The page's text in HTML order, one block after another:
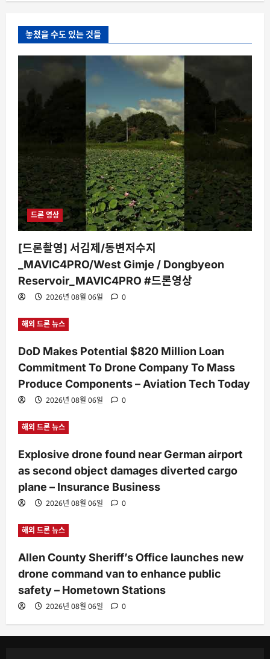
놓쳤을 수도 있는 것들
드론 영상
[드론촬영] 서김제/동변저수지
_MAVIC4PRO/West Gimje / Dongbyeon
Reservoir_MAVIC4PRO #드론영상
2026년 08월 06일 0
해외 드론 뉴스
DoD Makes Potential $820 Million Loan
Commitment To Drone Company To Mass
Produce Components – Aviation Tech Today
2026년 08월 06일 0
해외 드론 뉴스
Explosive drone found near German airport
as second object damages diverted cargo
plane – Insurance Business
2026년 08월 06일 0
해외 드론 뉴스
Allen County Sheriff’s Office launches new
drone command van to enhance public
safety – Hometown Stations
2026년 08월 06일 0